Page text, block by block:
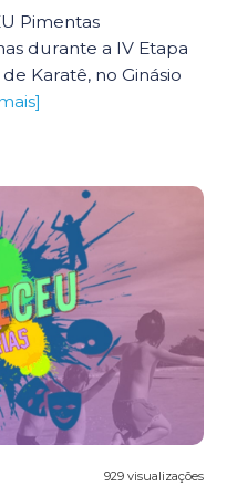
Pimentas
durante a IV Etapa
Karatê, no Ginásio
929 visualizações